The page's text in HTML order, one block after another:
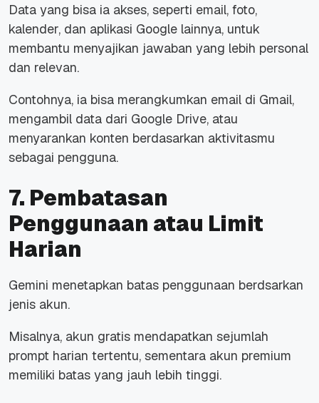
Data yang bisa ia akses, seperti email, foto,
kalender, dan aplikasi Google lainnya, untuk
membantu menyajikan jawaban yang lebih personal
dan relevan.
Contohnya, ia bisa merangkumkan email di Gmail,
mengambil data dari Google Drive, atau
menyarankan konten berdasarkan aktivitasmu
sebagai pengguna.
7. Pembatasan
Penggunaan atau Limit
Harian
Gemini menetapkan batas penggunaan berdsarkan
jenis akun.
Misalnya, akun gratis mendapatkan sejumlah
prompt harian tertentu, sementara akun premium
memiliki batas yang jauh lebih tinggi.